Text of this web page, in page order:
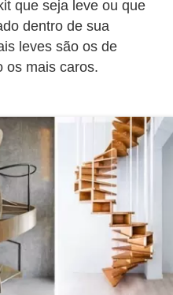
que seja leve ou que
dentro de sua
leves são os de
os mais caros.